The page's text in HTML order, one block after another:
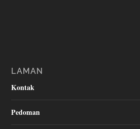
LAMAN
Kontak
Pedoman